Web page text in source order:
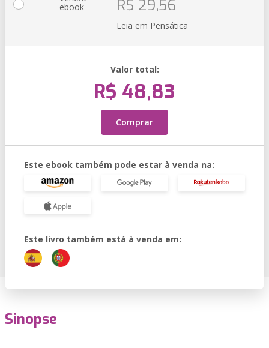
ebook R$ 29,56
Leia em Pensática
Valor total:
R$ 48,83
Comprar
Este ebook também pode estar à venda na:
Este livro também está à venda em:
Sinopse